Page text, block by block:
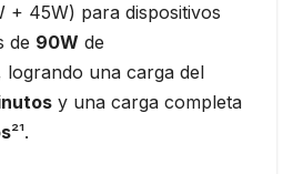
+ 45W) para dispositivos
de 90W de
logrando una carga del
y una carga completa
²¹.